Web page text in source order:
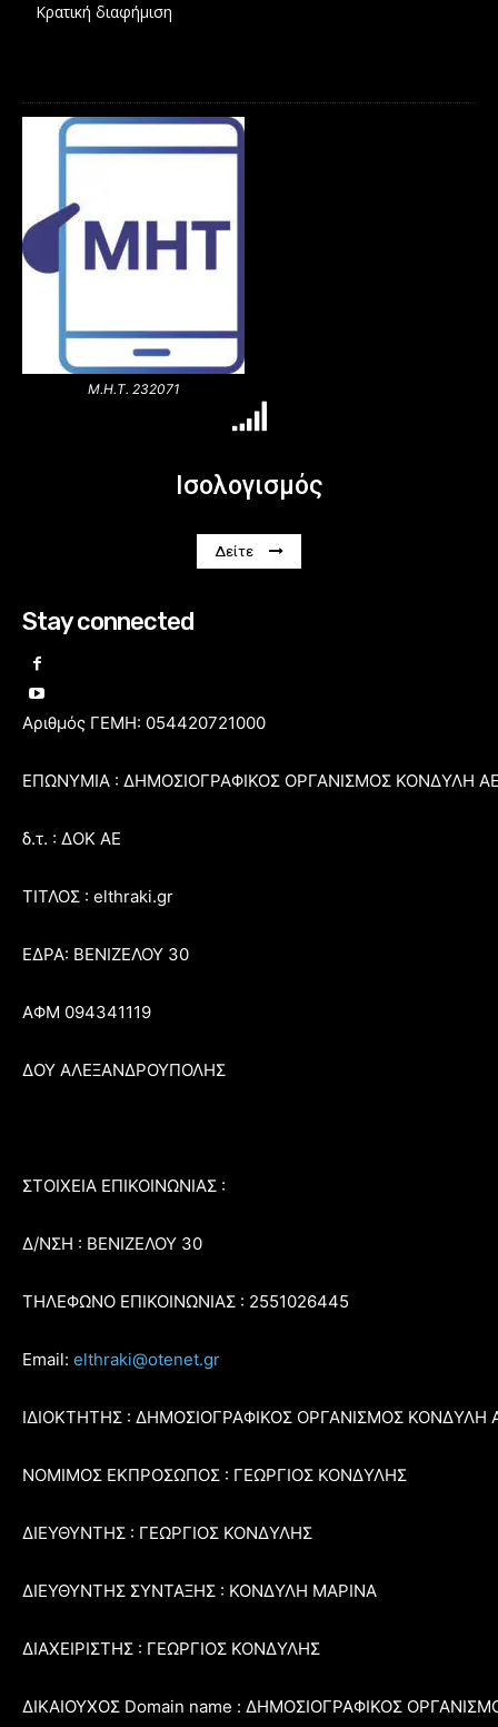
Κρατική διαφήμιση
Μ.Η.Τ. 232071
Ισολογισμός
Δείτε
Stay connected
Αριθμός ΓΕΜΗ: 054420721000
ΕΠΩΝΥΜΙΑ : ΔΗΜΟΣΙΟΓΡΑΦΙΚΟΣ ΟΡΓΑΝΙΣΜΟΣ ΚΟΝΔΥΛΗ
δ.τ. : ΔΟΚ ΑΕ
ΤΙΤΛΟΣ : elthraki.gr
ΕΔΡΑ: ΒΕΝΙΖΕΛΟΥ 30
ΑΦΜ 094341119
ΔΟΥ ΑΛΕΞΑΝΔΡΟΥΠΟΛΗΣ
ΣΤΟΙΧΕΙΑ ΕΠΙΚΟΙΝΩΝΙΑΣ :
Δ/ΝΣΗ : ΒΕΝΙΖΕΛΟΥ 30
ΤΗΛΕΦΩΝΟ ΕΠΙΚΟΙΝΩΝΙΑΣ : 2551026445
Email: elthraki@otenet.gr
ΙΔΙΟΚΤΗΤΗΣ : ΔΗΜΟΣΙΟΓΡΑΦΙΚΟΣ ΟΡΓΑΝΙΣΜΟΣ ΚΟΝΔΥΛΗ
ΝΟΜΙΜΟΣ ΕΚΠΡΟΣΩΠΟΣ : ΓΕΩΡΓΙΟΣ ΚΟΝΔΥΛΗΣ
ΔΙΕΥΘΥΝΤΗΣ : ΓΕΩΡΓΙΟΣ ΚΟΝΔΥΛΗΣ
ΔΙΕΥΘΥΝΤΗΣ ΣΥΝΤΑΞΗΣ : ΚΟΝΔΥΛΗ ΜΑΡΙΝΑ
ΔΙΑΧΕΙΡΙΣΤΗΣ : ΓΕΩΡΓΙΟΣ ΚΟΝΔΥΛΗΣ
ΔΙΚΑΙΟΥΧΟΣ Domain name : ΔΗΜΟΣΙΟΓΡΑΦΙΚΟΣ